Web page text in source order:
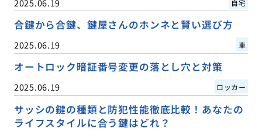
自宅
合鍵から合鍵、鍵屋さんのホンネと賢い選び方
2025.06.19 車
オートロック暗証番号変更の落とし穴と対策
2025.06.19 ロッカー
サッシの鍵の種類と防犯性能徹底比較！あなたの
ライフスタイルに合う鍵はどれ？